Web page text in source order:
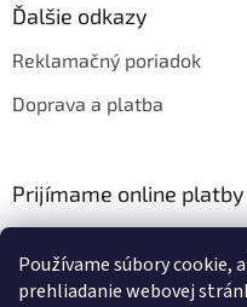
Používame súbory cookie,
prehliadanie webovej
Ďalšie odkazy
Reklamačný poriadok
Doprava a platba
Prijímame online platby